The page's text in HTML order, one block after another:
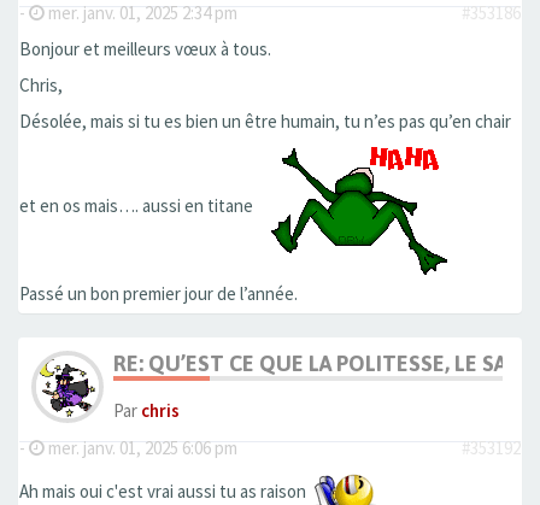
-
mer. janv. 01, 2025 2:34 pm
#353186
Bonjour et meilleurs vœux à tous.
Chris,
Désolée, mais si tu es bien un être humain, tu n’es pas qu’en chair
et en os mais…. aussi en titane
Passé un bon premier jour de l’année.
RE: QU’EST CE QUE LA POLITESSE, LE
Par chris
-
mer. janv. 01, 2025 6:06 pm
#353192
Ah mais oui c'est vrai aussi tu as raison